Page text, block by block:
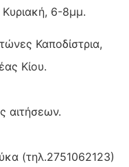
6-8μμ.
Καποδίστρια,
Κίου.
αιτήσεων.
(τηλ.2751062123)